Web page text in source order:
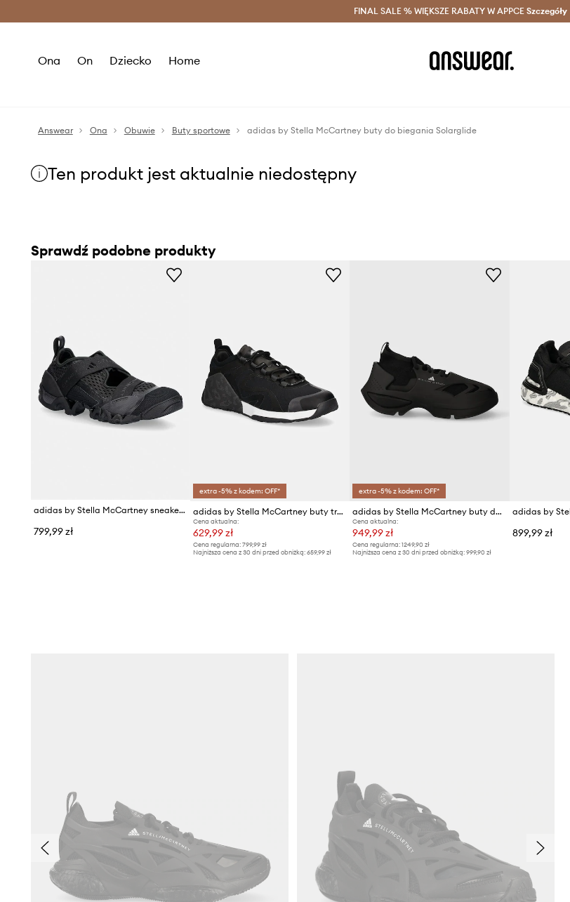
Oszczędzaj z Answear Club > Dostawa nawet w 24h >
FINAL SALE % WIĘKSZE RABATY W APPCE Szczegóły
Ona On Dziecko Home
Answear Ona Obuwie Buty sportowe adidas by Stella McCartney buty do biegania Solarglide
Ten produkt jest aktualnie niedostępny
Sprawdź podobne produkty
adidas by Stella McCartney sneakersy damskie
799,99 zł
extra -5% z kodem: OFF*
adidas by Stella McCartney buty treningowe Training Dropset
Cena aktualna:
629,99 zł
Cena regularna:799,99 zł
Najniższa cena z 30 dni przed obniżką:659,99 zł
extra -5% z kodem: OFF*
adidas by Stella McCartney buty do biegania Sportswear Run
Cena aktualna:
949,99 zł
Cena regularna: 1249,90 zł
Najniższa cena z 30 dni przed obniżką: 999,90 zł
899,99 zł